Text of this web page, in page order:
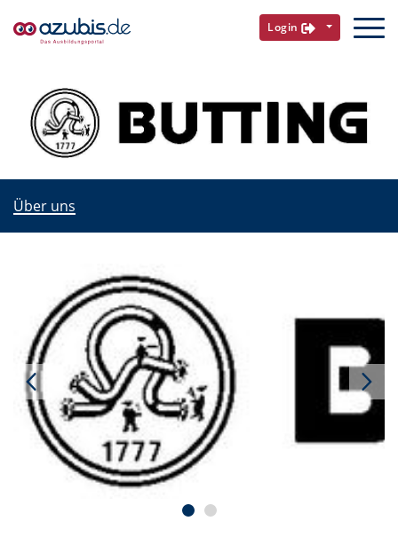
Login
Über uns